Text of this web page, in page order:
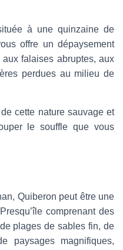
à une quinzaine de
offre un dépaysement
falaises abruptes, aux
perdues au milieu de
cette nature sauvage et
le souffle que vous
Quiberon peut être une
comprenant des
plages de sables fin, de
paysages magnifiques,